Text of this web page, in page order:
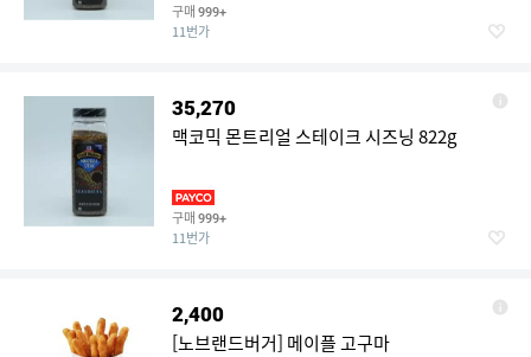
구매 999+
11번가
35,270
맥코믹 몬트리얼 스테이크 시즈닝 822g
구매 999+
11번가
2,400
[노브랜드버거] 메이플 고구마